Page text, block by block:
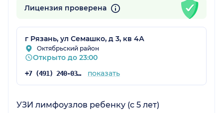
Лицензия проверена
г Рязань, ул Семашко, д 3, кв 4А
Октябрьский район
Открыто до 23:00
+7 (491) 240-03-03 показать
УЗИ лимфоузлов ребенку (с 5 лет)